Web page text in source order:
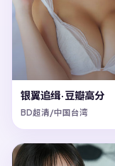
银翼追缉·豆瓣高分
BD超清/中国台湾